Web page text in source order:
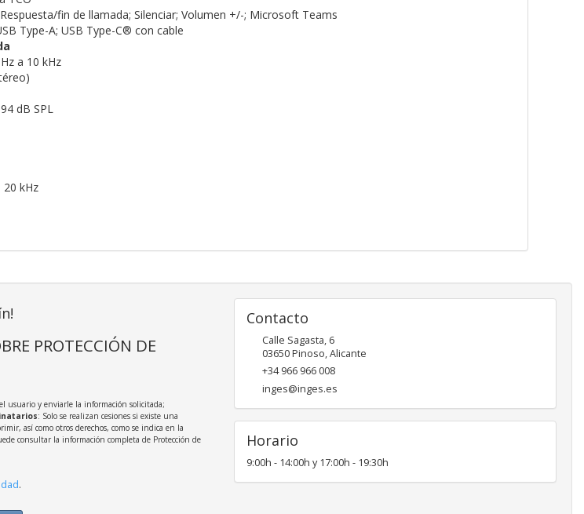
Respuesta/fin de llamada; Silenciar; Volumen +/-; Microsoft Teams
Type-A; USB Type-C® con cable
a 10 kHz
94 dB SPL
20 kHz
PROTECCIÓN DE
usuario y enviarle la información solicitada;
: Solo se realizan cesiones si existe una
así como otros derechos, como se indica en la
consultar la información completa de Protección de
.
Contacto
Calle Sagasta, 6
03650Pinoso,Alicante
+34 966 966 008
inges@inges.es
Horario
9:00h - 14:00h y 17:00h - 19:30h